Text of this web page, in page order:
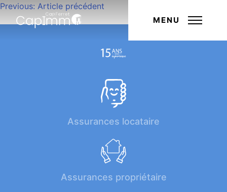
MENU
Navigation
de
Previous: Article précédent
Assurances locataire
Assurances propriétaire